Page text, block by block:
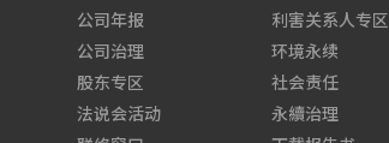
公司年报
公司治理
股东专区
法说会活动
利害关系人专区
环境永续
社会责任
永續治理